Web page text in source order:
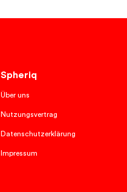
Spheriq
Über uns
Nutzungsvertrag
Datenschutzerklärung
Impressum